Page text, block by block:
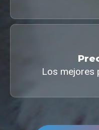
Los mejores